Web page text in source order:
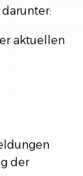
aktuellen
der